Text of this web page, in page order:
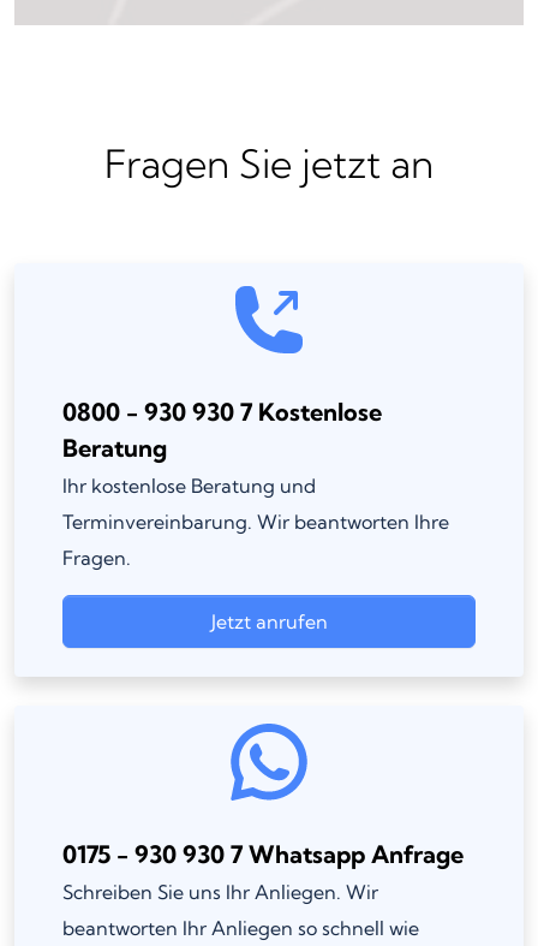
Fragen Sie jetzt an
0800 - 930 930 7 Kostenlose
Beratung
Ihr kostenlose Beratung und
Terminvereinbarung. Wir beantworten Ihre
Fragen.
Jetzt anrufen
0175 - 930 930 7 Whatsapp Anfrage
Schreiben Sie uns Ihr Anliegen. Wir
beantworten Ihr Anliegen so schnell wie